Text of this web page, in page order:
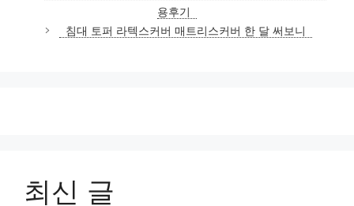
용후기
침대 토퍼 라텍스커버 매트리스커버 한 달 써보니
최신 글